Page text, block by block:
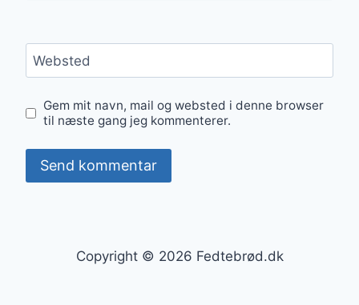
Websted
Gem mit navn, mail og websted i denne browser
til næste gang jeg kommenterer.
Copyright © 2026 Fedtebrød.dk